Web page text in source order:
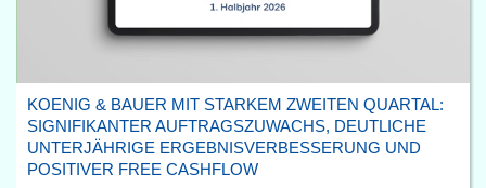
KOENIG & BAUER MIT STARKEM ZWEITEN QUARTAL:
SIGNIFIKANTER AUFTRAGSZUWACHS, DEUTLICHE
UNTERJÄHRIGE ERGEBNISVERBESSERUNG UND
POSITIVER FREE CASHFLOW